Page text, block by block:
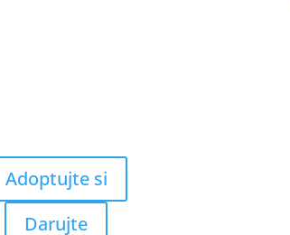
Adoptujte si
Darujte